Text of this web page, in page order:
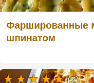
Фаршированные
шпинатом
(2)